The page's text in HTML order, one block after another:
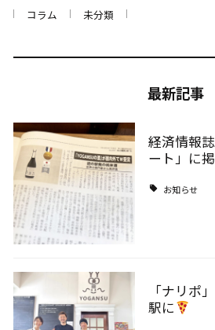
コラム 未分類
最新記事
経済情報
ート」に
お知らせ
「ナリポ
駅に